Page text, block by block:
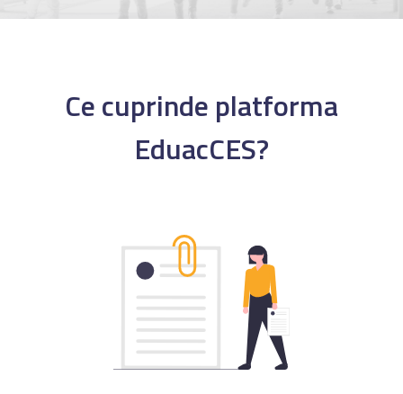
Ce cuprinde platforma
EduacCES?